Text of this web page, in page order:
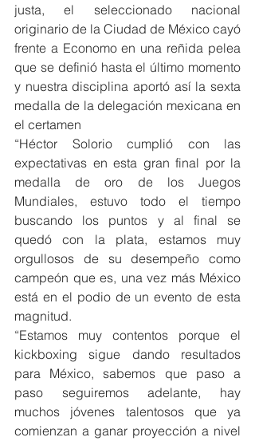
justa, el seleccionado nacional
originario de la Ciudad de México cayó
frente a Economo en una reñida pelea
que se definió hasta el último momento
y nuestra disciplina aportó así la sexta
medalla de la delegación mexicana en
el certamen
“Héctor Solorio cumplió con las
expectativas en esta gran final por la
medalla de oro de los Juegos
Mundiales, estuvo todo el tiempo
buscando los puntos y al final se
quedó con la plata, estamos muy
orgullosos de su desempeño como
campeón que es, una vez más México
está en el podio de un evento de esta
magnitud.
“Estamos muy contentos porque el
kickboxing sigue dando resultados
para México, sabemos que paso a
paso seguiremos adelante, hay
muchos jóvenes talentosos que ya
comienzan a ganar proyección a nivel